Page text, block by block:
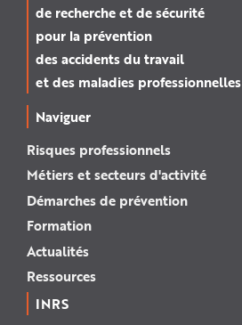
de recherche et de sécurité
pour la prévention
des accidents du travail
et des maladies professionnelles
Naviguer
Risques professionnels
Métiers et secteurs d'activité
Démarches de prévention
Formation
Actualités
Ressources
INRS